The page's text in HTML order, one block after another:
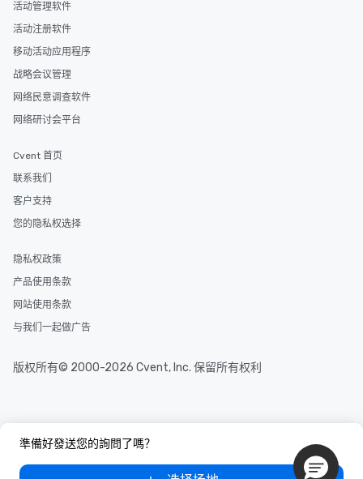
What’s more, your group may receive
a special warm welcome personally
be printed featuring your logo, too,
which can be an added bonus for all
those Instagram moments you share.
transportation pick-up and drop-off,
for groups that desire an extra luxe
experience, we can also arrange for
an evening helicopter ride over the
Memorable Experience for All Lip
to gather and dine that few have
experienced, and all are sure to
remember. Our one-of-a-kind tours
last. It’s an experience that attendees
leave. Location, Location, Location
walking distance of each other. The
short stroll allows your group
準備好發送您的詢問了嗎？
活动管理软件
活动注册软件
移动活动应用程序
战略会议管理
网络民意调查软件
网络研讨会平台
Cvent 首页
联系我们
客户支持
您的隐私权选择
隐私权政策
产品使用条款
网站使用条款
与我们一起做广告
版权所有© 2000-2026 Cvent, Inc. 保留所有权利